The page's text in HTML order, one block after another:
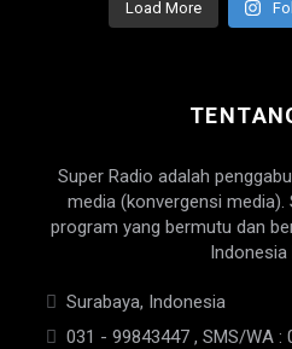
Load More
Super Radio adalah
media (konvergensi media).
program yang bermutu dan
Indonesia
Surabaya, Indonesia
031 - 99843447 , SMS/WA :